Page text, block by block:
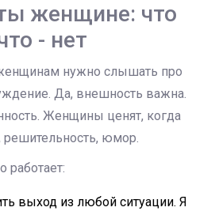
женщине: что
- нет
нужно слышать про
Да, внешность важна.
Женщины ценят, когда
решительность, юмор.
работает:
выход из любой ситуации. Я